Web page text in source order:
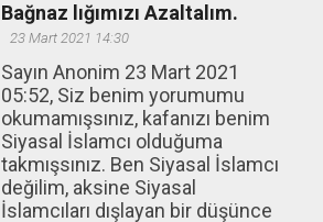
Bağnaz lığımızı Azaltalım.
23 Mart 2021 14:30
Sayın Anonim 23 Mart 2021
05:52, Siz benim yorumumu
okumamışsınız, kafanızı benim
Siyasal İslamcı olduğuma
takmışsınız. Ben Siyasal İslamcı
değilim, aksine Siyasal
İslamcıları dışlayan bir düşünce